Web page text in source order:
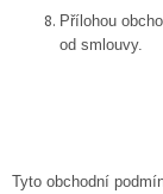
Přílohou
od smlouvy.
Tyto obchodní